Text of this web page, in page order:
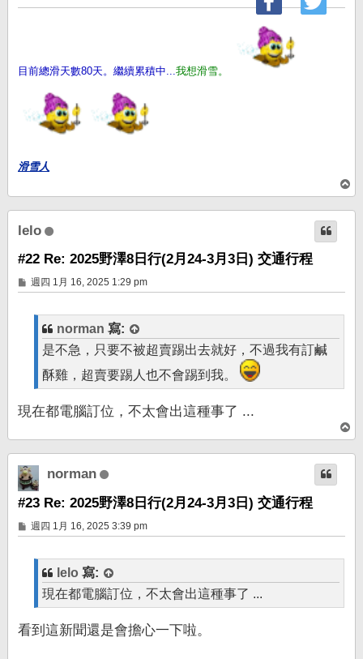
目前總滑天數80天。繼續累積中...我想滑雪。
滑雪人
頂
端
lelo
#22 Re: 2025野澤8日行(2月24-3月3日) 交通行程
文
章
週四 1月 16, 2025 1:29 pm
norman 寫:
是不急，只要不被超賣踢出去就好，不過我有訂鹹
酥雞，超賣要踢人也不會踢到我。
現在都電腦訂位，不太會出這種事了 ...
頂
端
norman
#23 Re: 2025野澤8日行(2月24-3月3日) 交通行程
文
章
週四 1月 16, 2025 3:39 pm
lelo 寫:
現在都電腦訂位，不太會出這種事了 ...
看到這新聞還是會擔心一下啦。